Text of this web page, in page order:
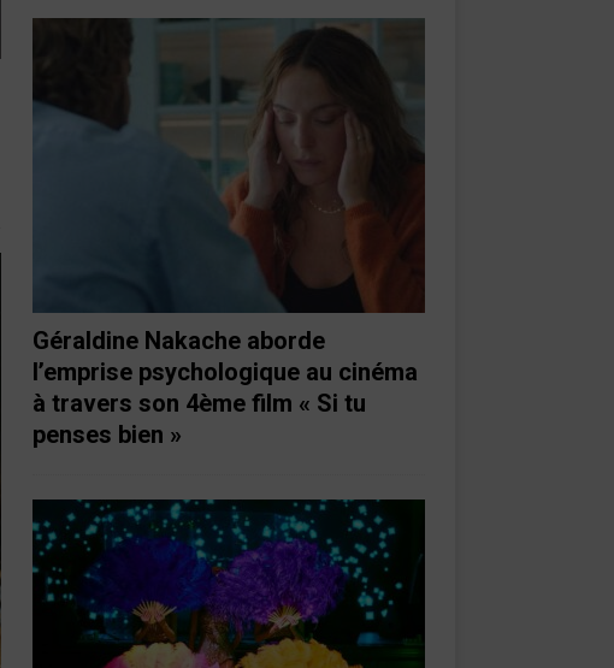
Géraldine Nakache aborde
l’emprise psychologique au cinéma
à travers son 4ème film « Si tu
penses bien »